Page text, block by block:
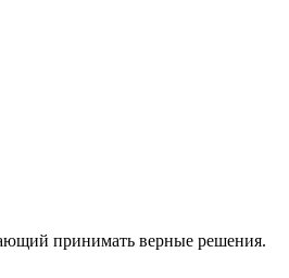
принимать верные решения.